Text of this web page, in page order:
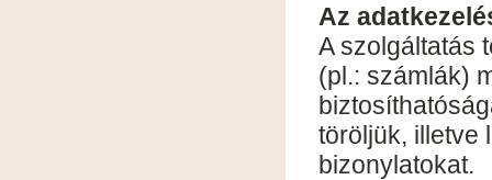
Az
A szolgáltatás
(pl.: számlák)
töröljük, illetve
bizonylatokat.